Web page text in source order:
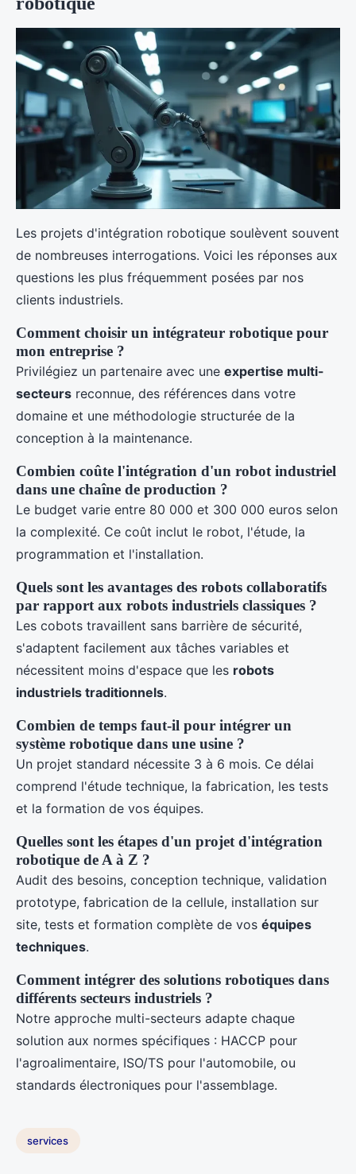
Les projets d'intégration robotique soulèvent souvent
de nombreuses interrogations. Voici les réponses aux
questions les plus fréquemment posées par nos
clients industriels.
Comment choisir un intégrateur robotique pour
mon entreprise ?
Privilégiez un partenaire avec une expertise multi-
secteurs reconnue, des références dans votre
domaine et une méthodologie structurée de la
conception à la maintenance.
Combien coûte l'intégration d'un robot industriel
dans une chaîne de production ?
Le budget varie entre 80 000 et 300 000 euros selon
la complexité. Ce coût inclut le robot, l'étude, la
programmation et l'installation.
Quels sont les avantages des robots collaboratifs
par rapport aux robots industriels classiques ?
Les cobots travaillent sans barrière de sécurité,
s'adaptent facilement aux tâches variables et
nécessitent moins d'espace que les robots
industriels traditionnels.
Combien de temps faut-il pour intégrer un
système robotique dans une usine ?
Un projet standard nécessite 3 à 6 mois. Ce délai
comprend l'étude technique, la fabrication, les tests
et la formation de vos équipes.
Quelles sont les étapes d'un projet d'intégration
robotique de A à Z ?
Audit des besoins, conception technique, validation
prototype, fabrication de la cellule, installation sur
site, tests et formation complète de vos équipes
techniques.
Comment intégrer des solutions robotiques dans
différents secteurs industriels ?
Notre approche multi-secteurs adapte chaque
solution aux normes spécifiques : HACCP pour
l'agroalimentaire, ISO/TS pour l'automobile, ou
standards électroniques pour l'assemblage.
services